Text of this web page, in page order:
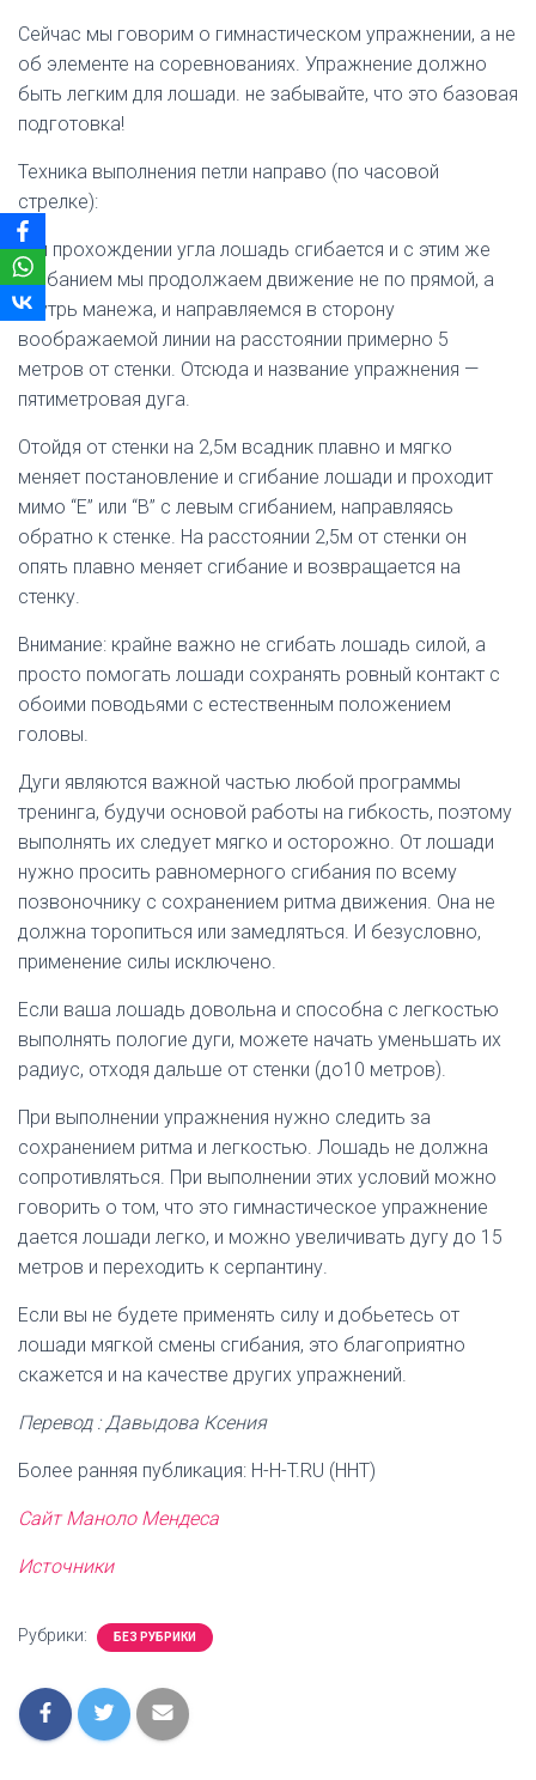
Сейчас мы говорим о гимнастическом упражнении, а не
об элементе на соревнованиях. Упражнение должно
быть легким для лошади. не забывайте, что это базовая
подготовка!
Техника выполнения петли направо (по часовой
стрелке):
при прохождении угла лошадь сгибается и с этим же
сгибанием мы продолжаем движение не по прямой, а
внутрь манежа, и направляемся в сторону
воображаемой линии на расстоянии примерно 5
метров от стенки. Отсюда и название упражнения —
пятиметровая дуга.
Отойдя от стенки на 2,5м всадник плавно и мягко
меняет постановление и сгибание лошади и проходит
мимо “E” или “B” с левым сгибанием, направляясь
обратно к стенке. На расстоянии 2,5м от стенки он
опять плавно меняет сгибание и возвращается на
стенку.
Внимание: крайне важно не сгибать лошадь силой, а
просто помогать лошади сохранять ровный контакт с
обоими поводьями с естественным положением
головы.
Дуги являются важной частью любой программы
тренинга, будучи основой работы на гибкость, поэтому
выполнять их следует мягко и осторожно. От лошади
нужно просить равномерного сгибания по всему
позвоночнику с сохранением ритма движения. Она не
должна торопиться или замедляться. И безусловно,
применение силы исключено.
Если ваша лошадь довольна и способна с легкостью
выполнять пологие дуги, можете начать уменьшать их
радиус, отходя дальше от стенки (до10 метров).
При выполнении упражнения нужно следить за
сохранением ритма и легкостью. Лошадь не должна
сопротивляться. При выполнении этих условий можно
говорить о том, что это гимнастическое упражнение
дается лошади легко, и можно увеличивать дугу до 15
метров и переходить к серпантину.
Если вы не будете применять силу и добьетесь от
лошади мягкой смены сгибания, это благоприятно
скажется и на качестве других упражнений.
Перевод : Давыдова Ксения
Более ранняя публикация: H-H-T.RU (HHT)
Сайт Маноло Мендеса
Источники
Рубрики: БЕЗ РУБРИКИ